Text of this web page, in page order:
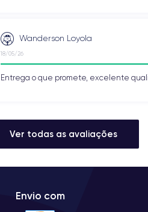
Wanderson Loyola
18/05/26
Entrega o que promete, excelente
Ver todas as avaliações
Envio com